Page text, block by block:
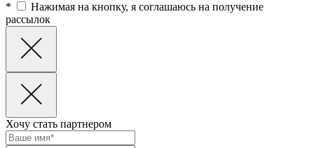
*
Нажимая на кнопку, я соглашаюсь на получение
рассылок
Хочу стать партнером